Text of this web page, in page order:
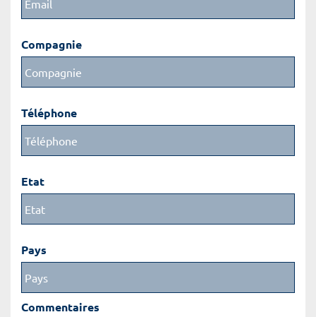
Compagnie
Téléphone
Etat
Pays
Commentaires